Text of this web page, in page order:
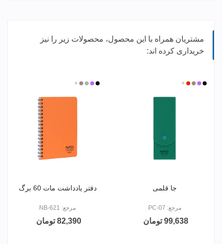
مشتریان همراه با این محصول، محصولات زیر را نیز
خریداری کرده اند:
مشکی
بنفش
گلبهی
قرمز
+
جا قلمی
مرجع: PC-07
99,638 تومان
مشکی
بنفش
نقرهگلبهی
+
دفتر یادداشت مات 60 برگ
مرجع: NB-621
82,390 تومان